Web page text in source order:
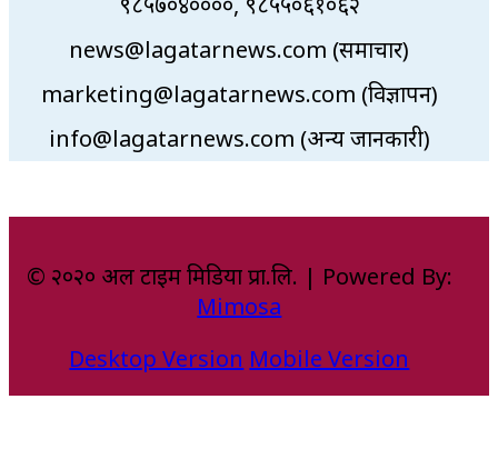
news@lagatarnews.com (समाचार)
marketing@lagatarnews.com (विज्ञापन)
info@lagatarnews.com (अन्य जानकारी)
© २०२० अल टाइम मिडिया प्रा.लि. | Powered By:
Mimosa
Desktop Version Mobile Version